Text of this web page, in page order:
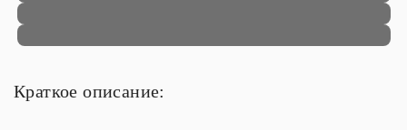
Краткое описание: